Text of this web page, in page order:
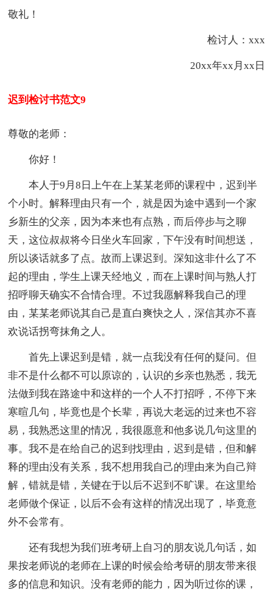
敬礼！
检讨人：xxx
20xx年xx月xx日
迟到检讨书范文9
尊敬的老师：
你好！
本人于9月8日上午在上某某老师的课程中，迟到半
个小时。解释理由只有一个，就是因为途中遇到一个家
乡新生的父亲，因为本来也有点熟，而后停步与之聊
天，这位叔叔将今日坐火车回家，下午没有时间想送，
所以谈话就多了点。故而上课迟到。深知这非什么了不
起的理由，学生上课天经地义，而在上课时间与熟人打
招呼聊天确实不合情合理。不过我愿解释我自己的理
由，某某老师说其自己是直白爽快之人，深信其亦不喜
欢说话拐弯抹角之人。
首先上课迟到是错，就一点我没有任何的疑问。但
非不是什么都不可以原谅的，认识的乡亲也熟悉，我无
法做到我在路途中和这样的一个人不打招呼，不停下来
寒暄几句，毕竟也是个长辈，再说大老远的过来也不容
易，我熟悉这里的情况，我很愿意和他多说几句这里的
事。我不是在给自己的迟到找理由，迟到是错，但和解
释的理由没有关系，我不想用我自己的理由来为自己辩
解，错就是错，关键在于以后不迟到不旷课。在这里给
老师做个保证，以后不会有这样的情况出现了，毕竟意
外不会常有。
还有我想为我们班考研上自习的朋友说几句话，如
果按老师说的老师在上课的时候会给考研的朋友带来很
多的信息和知识。没有老师的能力，因为听过你的课，